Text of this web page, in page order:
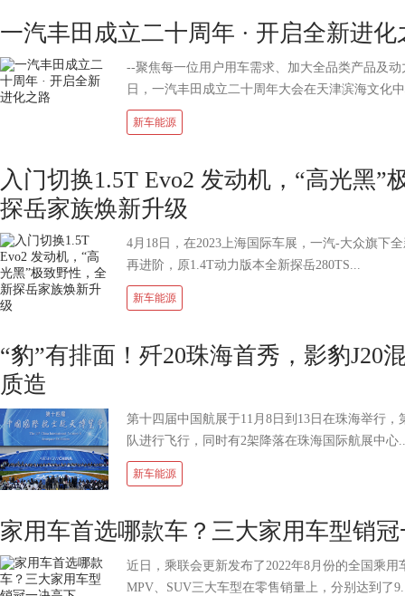
一汽丰田成立二十周年 · 开启全新进化
--聚焦每一位用户用车需求、加大全品类产品及
日，一汽丰田成立二十周年大会在天津滨海文化
新车能源
入门切换1.5T Evo2 发动机，“高光黑”
探岳家族焕新升级
4月18日，在2023上海国际车展，一汽-大众旗下
再进阶，原1.4T动力版本全新探岳280TS...
新车能源
“豹”有排面！歼20珠海首秀，影豹J20
质造
第十四届中国航展于11月8日到13日在珠海举行，
队进行飞行，同时有2架降落在珠海国际航展中心
新车能源
家用车首选哪款车？三大家用车型销
近日，乘联会更新发布了2022年8月份的全国乘
MPV、SUV三大车型在零售销量上，分别达到了